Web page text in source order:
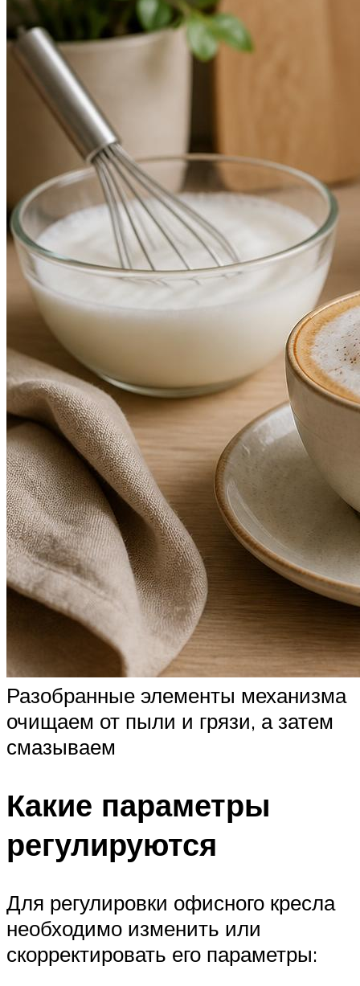
Разобранные элементы механизма
очищаем от пыли и грязи, а затем
смазываем
Какие параметры
регулируются
Для регулировки офисного кресла
необходимо изменить или
скорректировать его параметры: